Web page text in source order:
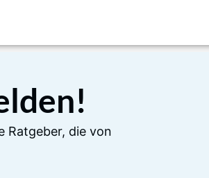
Ratgeber, die von